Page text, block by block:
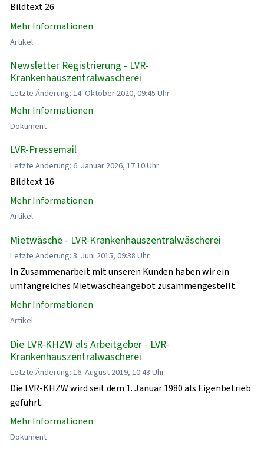
Bildtext 26
Mehr Informationen
Artikel
Newsletter Registrierung - LVR-
Krankenhauszentralwäscherei
Letzte Änderung: 14. Oktober 2020, 09:45 Uhr
Mehr Informationen
Dokument
LVR-Pressemail
Letzte Änderung: 6. Januar 2026, 17:10 Uhr
Bildtext 16
Mehr Informationen
Artikel
Mietwäsche - LVR-Krankenhauszentralwäscherei
Letzte Änderung: 3. Juni 2015, 09:38 Uhr
In Zusammenarbeit mit unseren Kunden haben wir ein
umfangreiches Mietwäscheangebot zusammengestellt.
Mehr Informationen
Artikel
Die LVR-KHZW als Arbeitgeber - LVR-
Krankenhauszentralwäscherei
Letzte Änderung: 16. August 2019, 10:43 Uhr
Die LVR-KHZW wird seit dem 1. Januar 1980 als Eigenbetrieb
geführt.
Mehr Informationen
Dokument